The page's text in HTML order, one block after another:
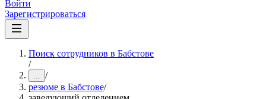
Войти
Зарегистрироваться
Поиск сотрудников в Бабстове
/
... /
резюме в Бабстове/